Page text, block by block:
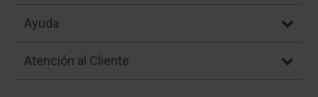
Ayuda
Atención al Cliente